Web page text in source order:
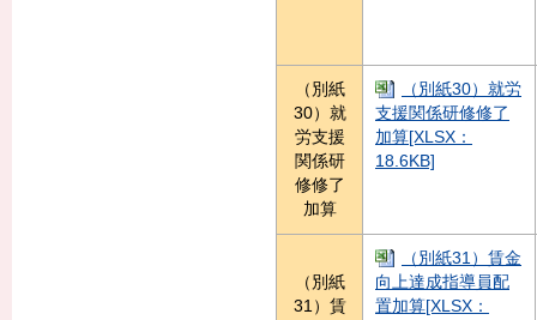
（別紙
30）就
労支援
関係研
修修了
加算
（別紙30）就労
支援関係研修修了
加算[XLSX：
18.6KB]
（別紙
31）賃
（別紙31）賃金
向上達成指導員配
置加算[XLSX：